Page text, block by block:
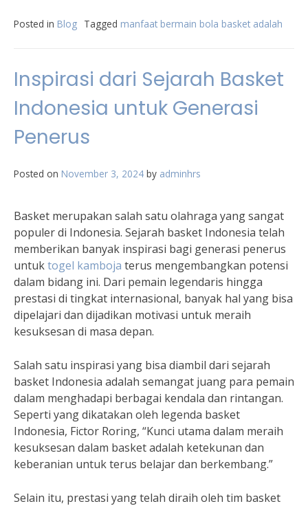
Posted in Blog Tagged manfaat bermain bola basket adalah
Inspirasi dari Sejarah Basket
Indonesia untuk Generasi
Penerus
Posted on November 3, 2024 by adminhrs
Basket merupakan salah satu olahraga yang sangat
populer di Indonesia. Sejarah basket Indonesia telah
memberikan banyak inspirasi bagi generasi penerus
untuktogel kamboja terus mengembangkan potensi
dalam bidang ini. Dari pemain legendaris hingga
prestasi di tingkat internasional, banyak hal yang bisa
dipelajari dan dijadikan motivasi untuk meraih
kesuksesan di masa depan.
Salah satu inspirasi yang bisa diambil dari sejarah
basket Indonesia adalah semangat juang para pemain
dalam menghadapi berbagai kendala dan rintangan.
Seperti yang dikatakan oleh legenda basket
Indonesia, Fictor Roring, “Kunci utama dalam meraih
kesuksesan dalam basket adalah ketekunan dan
keberanian untuk terus belajar dan berkembang.”
Selain itu, prestasi yang telah diraih oleh tim basket